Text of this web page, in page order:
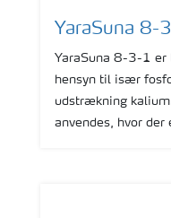
YaraSuna 8-
YaraSuna 8-3-1 er
hensyn til især
udstrækning
anvendes, hvor